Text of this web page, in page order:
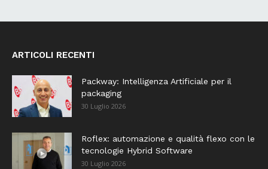
ARTICOLI RECENTI
Packway: Intelligenza Artificiale per il
packaging
30 Luglio 2026
Roflex: automazione e qualità flexo con le
tecnologie Hybrid Software
30 Luglio 2026